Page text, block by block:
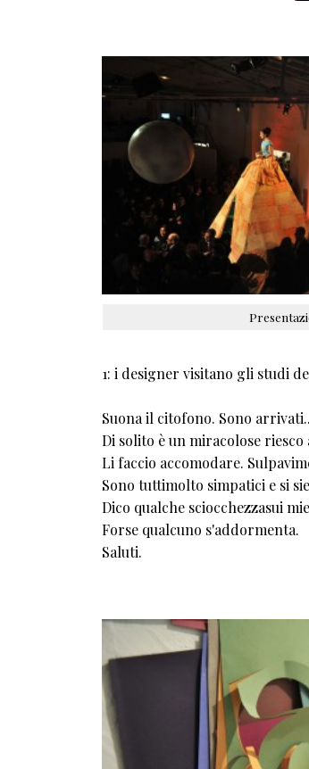
1: i designer visitano gli studi
Suona il citofono. Sono
Di solito è un miracolose
Li faccio accomodare.
Sono tuttimolto simpatici e si
Dico qualche sciocchezzasui
Forse qualcuno s'addormenta.
Saluti.